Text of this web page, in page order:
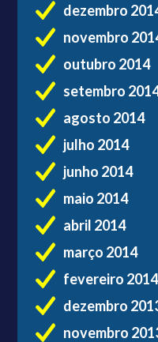
dezembro
novembro
outubro 2014
setembro
agosto 2014
julho 2014
junho 2014
maio 2014
abril 2014
março 2014
fevereiro 2014
dezembro
novembro